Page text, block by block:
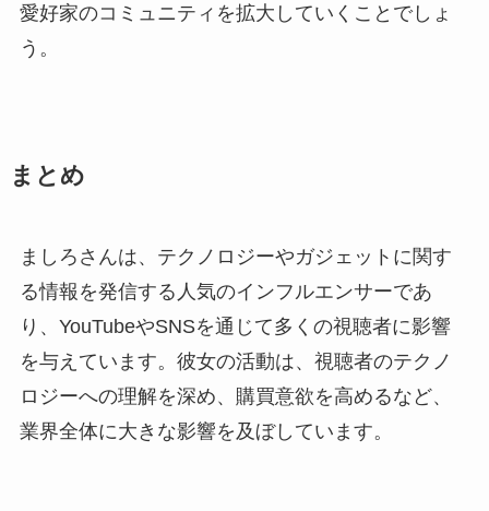
愛好家のコミュニティを拡大していくことでしょ
う。
まとめ
ましろさんは、テクノロジーやガジェットに関す
る情報を発信する人気のインフルエンサーであ
り、YouTubeやSNSを通じて多くの視聴者に影響
を与えています。彼女の活動は、視聴者のテクノ
ロジーへの理解を深め、購買意欲を高めるなど、
業界全体に大きな影響を及ぼしています。